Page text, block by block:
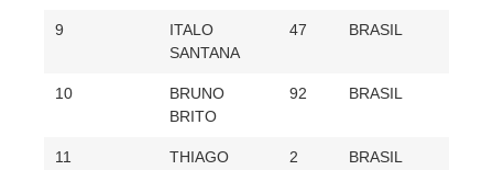
9
ITALO
SANTANA
47 BRASIL
10
BRUNO
BRITO
92 BRASIL
11
THIAGO
2 BRASIL